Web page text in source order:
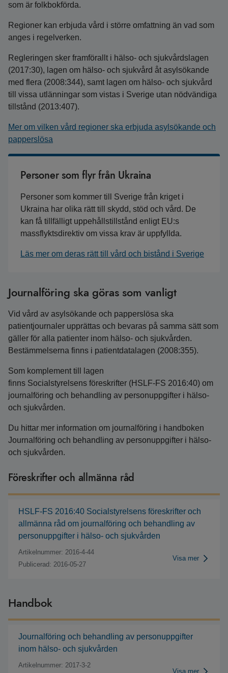
som är folkbokförda.
Regioner kan erbjuda vård i större omfattning än vad som
anges i regelverken.
Regleringen sker framförallt i hälso- och sjukvårdslagen
(2017:30), lagen om hälso- och sjukvård åt asylsökande
med flera (2008:344), samt lagen om hälso- och sjukvård
till vissa utlänningar som vistas i Sverige utan nödvändiga
tillstånd (2013:407).
Mer om vilken vård regioner ska erbjuda asylsökande och
papperslösa
Personer som flyr från Ukraina
Personer som kommer till Sverige från kriget i
Ukraina har olika rätt till skydd, stöd och vård. De
kan få tillfälligt uppehållstillstånd enligt EU:s
massflyktsdirektiv om vissa krav är uppfyllda.
Läs mer om deras rätt till vård och bistånd i Sverige
Journalföring ska göras som vanligt
Vid vård av asylsökande och papperslösa ska
patientjournaler upprättas och bevaras på samma sätt som
gäller för alla patienter inom hälso- och sjukvården.
Bestämmelserna finns i patientdatalagen (2008:355).
Som komplement till lagen
finns Socialstyrelsens föreskrifter (HSLF-FS 2016:40) om
journalföring och behandling av personuppgifter i hälso-
och sjukvården.
Du hittar mer information om journalföring i handboken
Journalföring och behandling av personuppgifter i hälso-
och sjukvården.
Föreskrifter och allmänna råd
HSLF-FS 2016:40 Socialstyrelsens föreskrifter och
allmänna råd om journalföring och behandling av
personuppgifter i hälso- och sjukvården
Artikelnummer: 2016-4-44
Publicerad: 2016-05-27
Visa mer
Handbok
Journalföring och behandling av personuppgifter
inom hälso- och sjukvården
Artikelnummer: 2017-3-2
Visa mer